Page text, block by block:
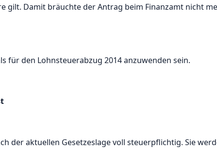
gilt. Damit bräuchte der Antrag beim Finanzamt nicht
für den Lohnsteuerabzug 2014 anzuwenden sein.
der aktuellen Gesetzeslage voll steuerpflichtig. Sie